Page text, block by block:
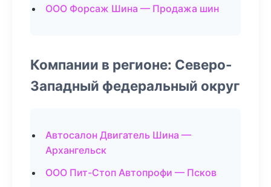
ООО Форсаж Шина — Продажа шин
Компании в регионе: Северо-
Западный федеральный округ
Автосалон Двигатель Шина —
Архангельск
ООО Пит-Стоп Автопрофи — Псков